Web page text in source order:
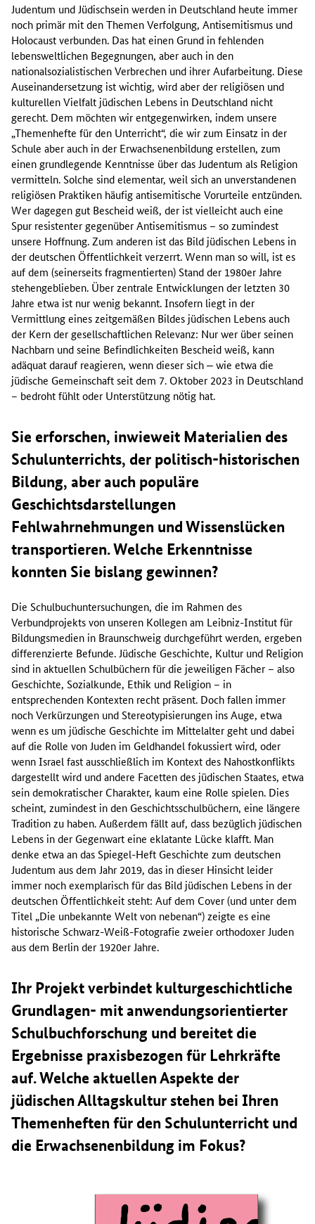
Judentum und Jüdischsein werden in Deutschland heute immer
noch primär mit den Themen Verfolgung, Antisemitismus und
Holocaust verbunden. Das hat einen Grund in fehlenden
lebensweltlichen Begegnungen, aber auch in den
nationalsozialistischen Verbrechen und ihrer Aufarbeitung. Diese
Auseinandersetzung ist wichtig, wird aber der religiösen und
kulturellen Vielfalt jüdischen Lebens in Deutschland nicht
gerecht. Dem möchten wir entgegenwirken, indem unsere
„Themenhefte für den Unterricht“, die wir zum Einsatz in der
Schule aber auch in der Erwachsenenbildung erstellen, zum
einen grundlegende Kenntnisse über das Judentum als Religion
vermitteln. Solche sind elementar, weil sich an unverstandenen
religiösen Praktiken häufig antisemitische Vorurteile entzünden.
Wer dagegen gut Bescheid weiß, der ist vielleicht auch eine
Spur resistenter gegenüber Antisemitismus – so zumindest
unsere Hoffnung. Zum anderen ist das Bild jüdischen Lebens in
der deutschen Öffentlichkeit verzerrt. Wenn man so will, ist es
auf dem (seinerseits fragmentierten) Stand der 1980er Jahre
stehengeblieben. Über zentrale Entwicklungen der letzten 30
Jahre etwa ist nur wenig bekannt. Insofern liegt in der
Vermittlung eines zeitgemäßen Bildes jüdischen Lebens auch
der Kern der gesellschaftlichen Relevanz: Nur wer über seinen
Nachbarn und seine Befindlichkeiten Bescheid weiß, kann
adäquat darauf reagieren, wenn dieser sich ‒ wie etwa die
jüdische Gemeinschaft seit dem 7. Oktober 2023 in Deutschland
– bedroht fühlt oder Unterstützung nötig hat.
Sie erforschen, inwieweit Materialien des
Schulunterrichts, der politisch-historischen
Bildung, aber auch populäre
Geschichtsdarstellungen
Fehlwahrnehmungen und Wissenslücken
transportieren. Welche Erkenntnisse
konnten Sie bislang gewinnen?
Die Schulbuchuntersuchungen, die im Rahmen des
Verbundprojekts von unseren Kollegen am Leibniz-Institut für
Bildungsmedien in Braunschweig durchgeführt werden, ergeben
differenzierte Befunde. Jüdische Geschichte, Kultur und Religion
sind in aktuellen Schulbüchern für die jeweiligen Fächer – also
Geschichte, Sozialkunde, Ethik und Religion – in
entsprechenden Kontexten recht präsent. Doch fallen immer
noch Verkürzungen und Stereotypisierungen ins Auge, etwa
wenn es um jüdische Geschichte im Mittelalter geht und dabei
auf die Rolle von Juden im Geldhandel fokussiert wird, oder
wenn Israel fast ausschließlich im Kontext des Nahostkonflikts
dargestellt wird und andere Facetten des jüdischen Staates, etwa
sein demokratischer Charakter, kaum eine Rolle spielen. Dies
scheint, zumindest in den Geschichtsschulbüchern, eine längere
Tradition zu haben. Außerdem fällt auf, dass bezüglich jüdischen
Lebens in der Gegenwart eine eklatante Lücke klafft. Man
denke etwa an das Spiegel-Heft Geschichte zum deutschen
Judentum aus dem Jahr 2019, das in dieser Hinsicht leider
immer noch exemplarisch für das Bild jüdischen Lebens in der
deutschen Öffentlichkeit steht: Auf dem Cover (und unter dem
Titel „Die unbekannte Welt von nebenan“) zeigte es eine
historische Schwarz-Weiß-Fotografie zweier orthodoxer Juden
aus dem Berlin der 1920er Jahre.
Ihr Projekt verbindet kulturgeschichtliche
Grundlagen- mit anwendungsorientierter
Schulbuchforschung und bereitet die
Ergebnisse praxisbezogen für Lehrkräfte
auf. Welche aktuellen Aspekte der
jüdischen Alltagskultur stehen bei Ihren
Themenheften für den Schulunterricht und
die Erwachsenenbildung im Fokus?